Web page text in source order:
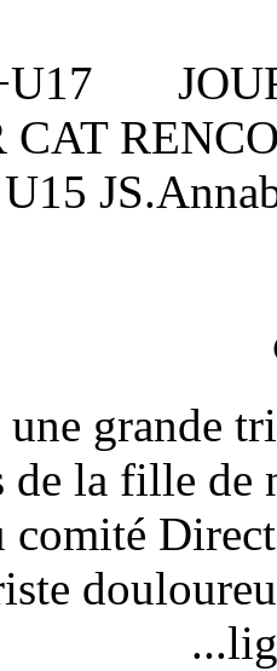
LIEU HOR
14 h 00
C’est avec
décès
membre du
cette